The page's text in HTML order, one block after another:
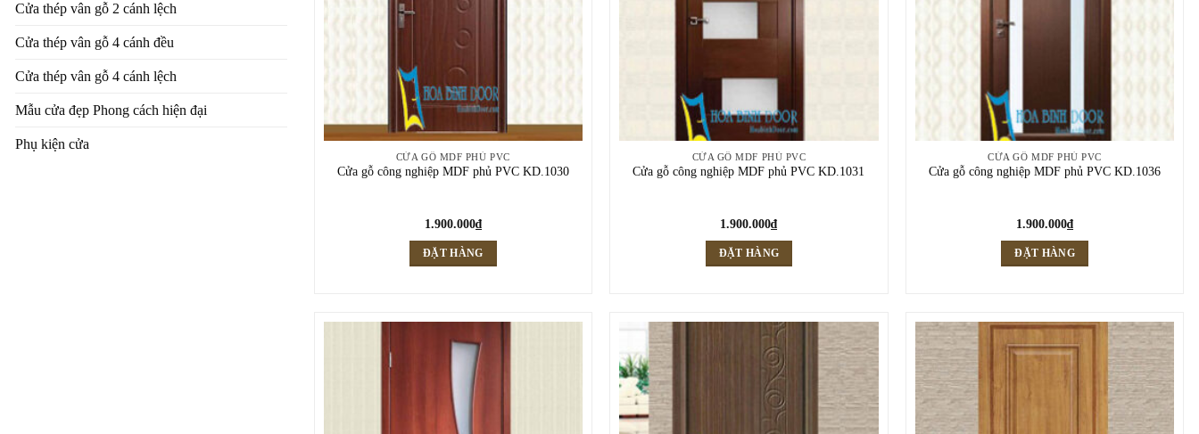
Cửa thép vân gỗ 2 cánh lệch
Cửa thép vân gỗ 4 cánh đều
Cửa thép vân gỗ 4 cánh lệch
Mẫu cửa đẹp Phong cách hiện đại
Phụ kiện cửa
CỬA GỖ MDF PHỦ PVC
Cửa gỗ công nghiệp MDF phủ PVC KD.1030
1.900.000₫
ĐẶT HÀNG
CỬA GỖ MDF PHỦ PVC
Cửa gỗ công nghiệp MDF phủ PVC KD.1031
1.900.000₫
ĐẶT HÀNG
CỬA GỖ MDF PHỦ PVC
Cửa gỗ công nghiệp MDF phủ PVC KD.1036
1.900.000₫
ĐẶT HÀNG